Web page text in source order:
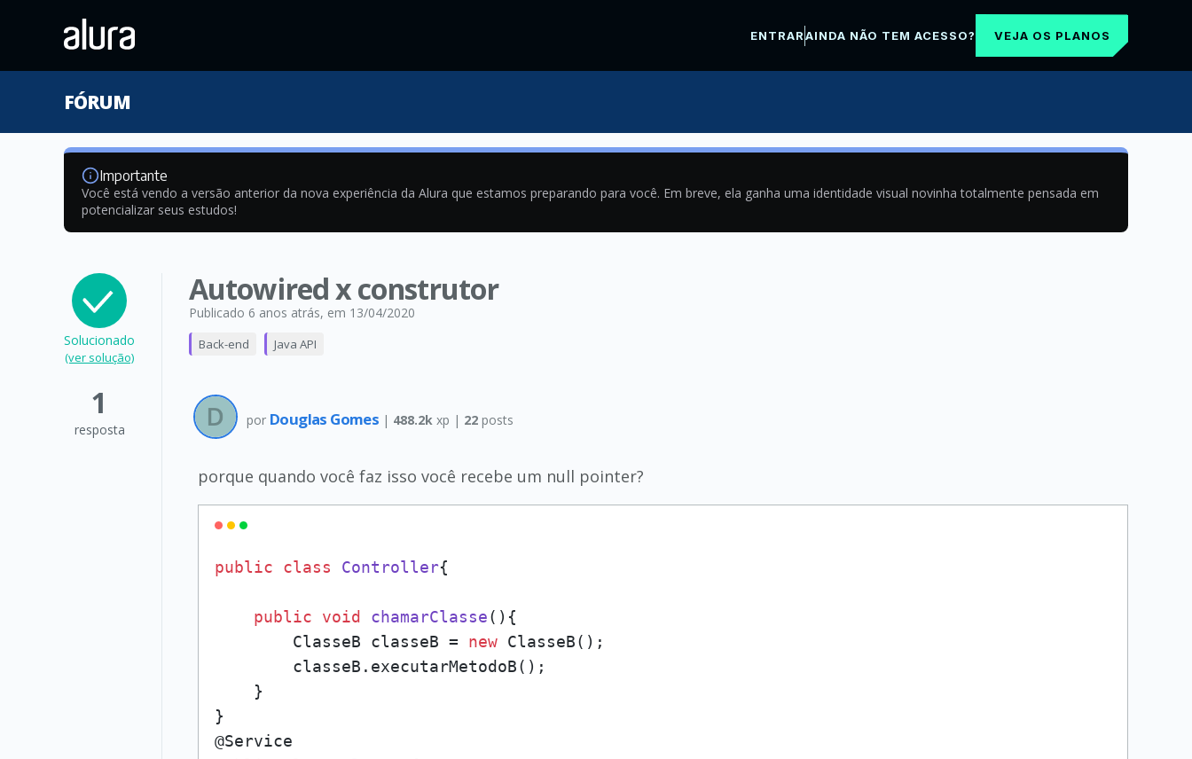
ENTRARAINDA NÃO TEM ACESSO? VEJA OS PLANOS
FÓRUM
Importante
Você está vendo a versão anterior da nova experiência da Alura que estamos preparando para você. Em breve, ela ganha uma identidade visual novinha totalmente pensada em
potencializar seus estudos!
Solucionado
(ver solução)
1
resposta
Autowired x construtor
Publicado 6 anos atrás, em 13/04/2020
Back-end Java API
por Douglas Gomes | 488.2k xp | 22posts
porque quando você faz isso você recebe um null pointer?
public class Controller{
public void chamarClasse() {
        ClasseB classeB =
new ClasseB();
        classeB.executarMetodoB();
    }
}